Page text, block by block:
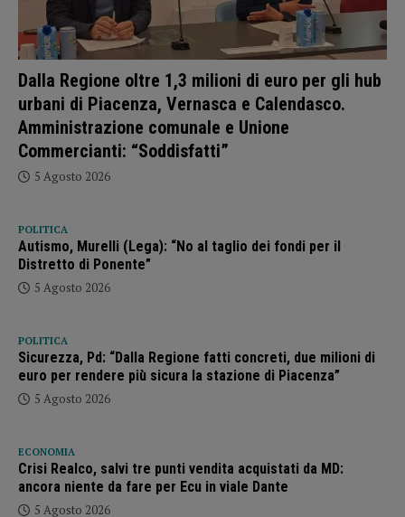
Dalla Regione oltre 1,3 milioni di euro per gli hub
urbani di Piacenza, Vernasca e Calendasco.
Amministrazione comunale e Unione
Commercianti: “Soddisfatti”
5 Agosto 2026
POLITICA
Autismo, Murelli (Lega): “No al taglio dei fondi per il
Distretto di Ponente”
5 Agosto 2026
POLITICA
Sicurezza, Pd: “Dalla Regione fatti concreti, due milioni di
euro per rendere più sicura la stazione di Piacenza”
5 Agosto 2026
ECONOMIA
Crisi Realco, salvi tre punti vendita acquistati da MD:
ancora niente da fare per Ecu in viale Dante
5 Agosto 2026